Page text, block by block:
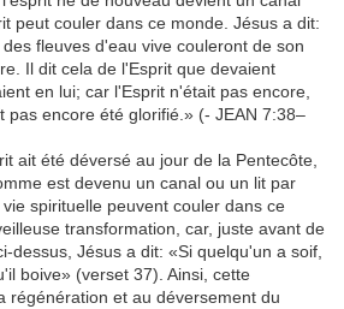
peut couler dans ce monde. Jésus a dit:
fleuves d'eau vive couleront de son
Il dit cela de l'Esprit que devaient
en lui; car l'Esprit n'était pas encore,
pas encore été glorifié.» (- JEAN 7:38–
ait été déversé au jour de la Pentecôte,
est devenu un canal ou un lit par
spirituelle peuvent couler dans ce
transformation, car, juste avant de
dessus, Jésus a dit: «Si quelqu'un a soif,
boive» (verset 37). Ainsi, cette
régénération et au déversement du